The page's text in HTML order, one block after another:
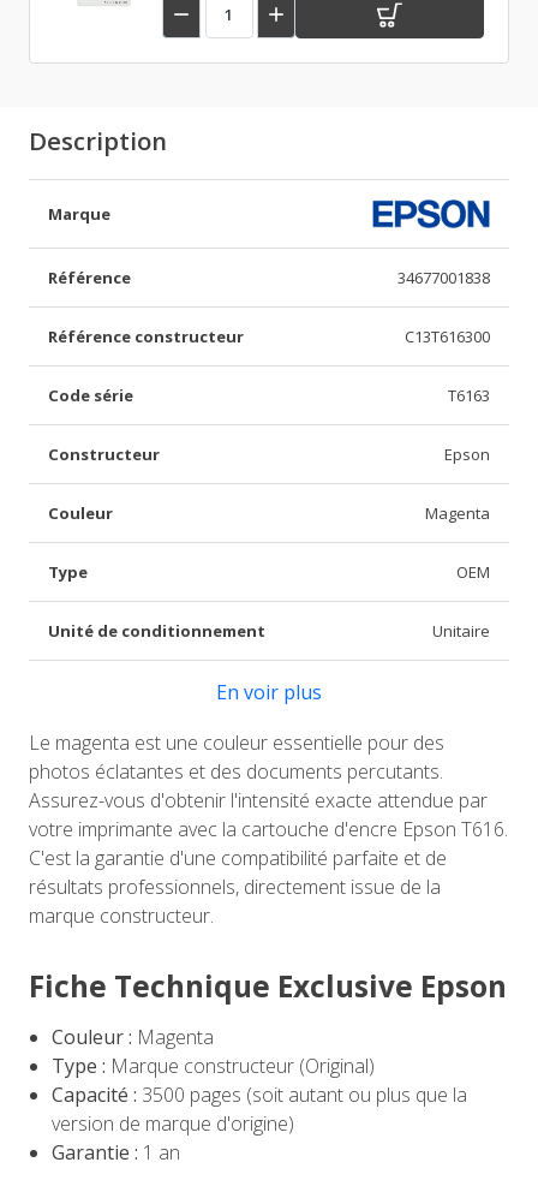
 
Description
Marque
Référence 34677001838
Référence constructeur C13T616300
Code série T6163
Constructeur Epson
Couleur Magenta
Type OEM
Unité de conditionnement Unitaire
En voir plus
Le magenta est une couleur essentielle pour des
photos éclatantes et des documents percutants.
Assurez-vous d'obtenir l'intensité exacte attendue par
votre imprimante avec la cartouche d'encre Epson T616.
C'est la garantie d'une compatibilité parfaite et de
résultats professionnels, directement issue de la
marque constructeur.
Fiche Technique Exclusive Epson
Couleur : Magenta
Type : Marque constructeur (Original)
Capacité : 3500 pages (soit autant ou plus que la
version de marque d'origine)
Garantie : 1 an